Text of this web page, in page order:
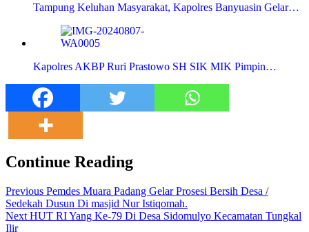
Tampung Keluhan Masyarakat, Kapolres Banyuasin Gelar…
Kapolres AKBP Ruri Prastowo SH SIK MIK Pimpin…
Continue Reading
Previous Pemdes Muara Padang Gelar Prosesi Bersih Desa /
Sedekah Dusun Di masjid Nur Istiqomah.
Next HUT RI Yang Ke-79 Di Desa Sidomulyo Kecamatan Tungkal
Ilir